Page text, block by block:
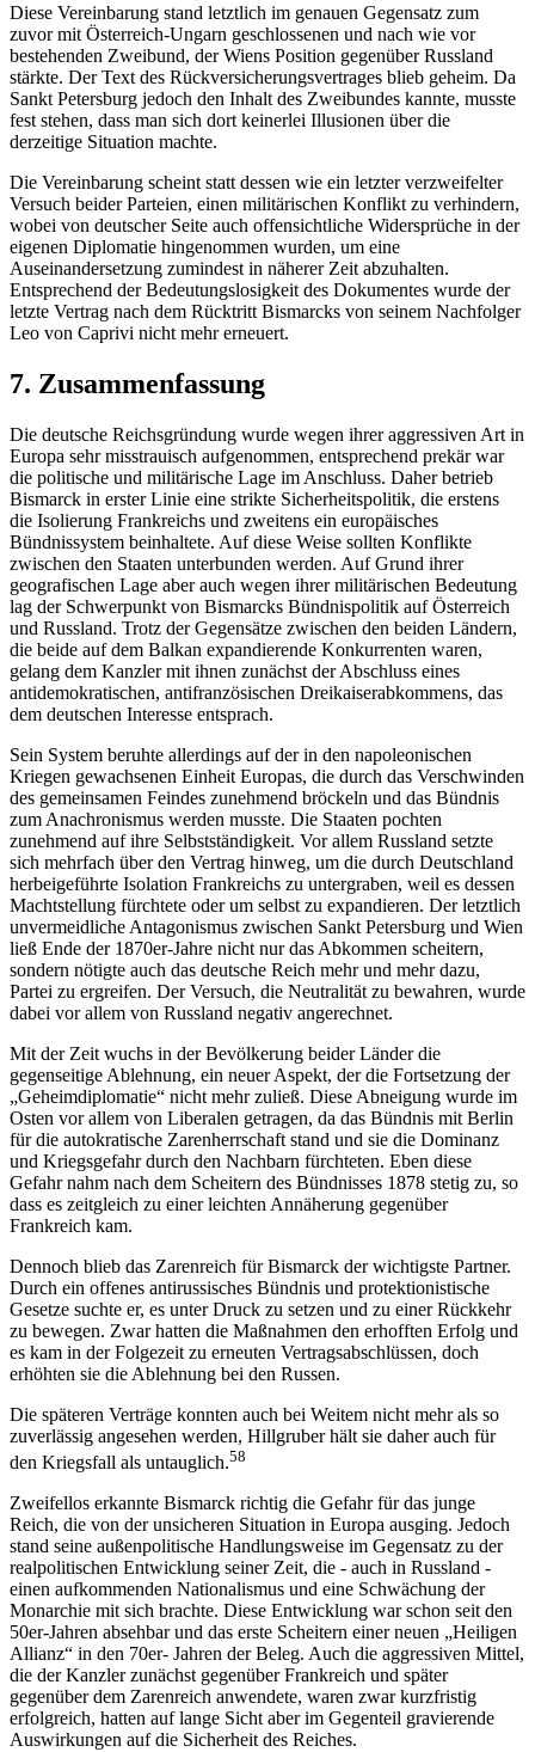
Diese Vereinbarung stand letztlich im genauen Gegensatz zum
zuvor mit Österreich-Ungarn geschlossenen und nach wie vor
bestehenden Zweibund, der Wiens Position gegenüber Russland
stärkte. Der Text des Rückversicherungsvertrages blieb geheim. Da
Sankt Petersburg jedoch den Inhalt des Zweibundes kannte, musste
fest stehen, dass man sich dort keinerlei Illusionen über die
derzeitige Situation machte.
Die Vereinbarung scheint statt dessen wie ein letzter verzweifelter
Versuch beider Parteien, einen militärischen Konflikt zu verhindern,
wobei von deutscher Seite auch offensichtliche Widersprüche in der
eigenen Diplomatie hingenommen wurden, um eine
Auseinandersetzung zumindest in näherer Zeit abzuhalten.
Entsprechend der Bedeutungslosigkeit des Dokumentes wurde der
letzte Vertrag nach dem Rücktritt Bismarcks von seinem Nachfolger
Leo von Caprivi nicht mehr erneuert.
7. Zusammenfassung
Die deutsche Reichsgründung wurde wegen ihrer aggressiven Art in
Europa sehr misstrauisch aufgenommen, entsprechend prekär war
die politische und militärische Lage im Anschluss. Daher betrieb
Bismarck in erster Linie eine strikte Sicherheitspolitik, die erstens
die Isolierung Frankreichs und zweitens ein europäisches
Bündnissystem beinhaltete. Auf diese Weise sollten Konflikte
zwischen den Staaten unterbunden werden. Auf Grund ihrer
geografischen Lage aber auch wegen ihrer militärischen Bedeutung
lag der Schwerpunkt von Bismarcks Bündnispolitik auf Österreich
und Russland. Trotz der Gegensätze zwischen den beiden Ländern,
die beide auf dem Balkan expandierende Konkurrenten waren,
gelang dem Kanzler mit ihnen zunächst der Abschluss eines
antidemokratischen, antifranzösischen Dreikaiserabkommens, das
dem deutschen Interesse entsprach.
Sein System beruhte allerdings auf der in den napoleonischen
Kriegen gewachsenen Einheit Europas, die durch das Verschwinden
des gemeinsamen Feindes zunehmend bröckeln und das Bündnis
zum Anachronismus werden musste. Die Staaten pochten
zunehmend auf ihre Selbstständigkeit. Vor allem Russland setzte
sich mehrfach über den Vertrag hinweg, um die durch Deutschland
herbeigeführte Isolation Frankreichs zu untergraben, weil es dessen
Machtstellung fürchtete oder um selbst zu expandieren. Der letztlich
unvermeidliche Antagonismus zwischen Sankt Petersburg und Wien
ließ Ende der 1870er-Jahre nicht nur das Abkommen scheitern,
sondern nötigte auch das deutsche Reich mehr und mehr dazu,
Partei zu ergreifen. Der Versuch, die Neutralität zu bewahren, wurde
dabei vor allem von Russland negativ angerechnet.
Mit der Zeit wuchs in der Bevölkerung beider Länder die
gegenseitige Ablehnung, ein neuer Aspekt, der die Fortsetzung der
„Geheimdiplomatie“ nicht mehr zuließ. Diese Abneigung wurde im
Osten vor allem von Liberalen getragen, da das Bündnis mit Berlin
für die autokratische Zarenherrschaft stand und sie die Dominanz
und Kriegsgefahr durch den Nachbarn fürchteten. Eben diese
Gefahr nahm nach dem Scheitern des Bündnisses 1878 stetig zu, so
dass es zeitgleich zu einer leichten Annäherung gegenüber
Frankreich kam.
Dennoch blieb das Zarenreich für Bismarck der wichtigste Partner.
Durch ein offenes antirussisches Bündnis und protektionistische
Gesetze suchte er, es unter Druck zu setzen und zu einer Rückkehr
zu bewegen. Zwar hatten die Maßnahmen den erhofften Erfolg und
es kam in der Folgezeit zu erneuten Vertragsabschlüssen, doch
erhöhten sie die Ablehnung bei den Russen.
Die späteren Verträge konnten auch bei Weitem nicht mehr als so
zuverlässig angesehen werden, Hillgruber hält sie daher auch für
den Kriegsfall als untauglich.58
Zweifellos erkannte Bismarck richtig die Gefahr für das junge
Reich, die von der unsicheren Situation in Europa ausging. Jedoch
stand seine außenpolitische Handlungsweise im Gegensatz zu der
realpolitischen Entwicklung seiner Zeit, die - auch in Russland -
einen aufkommenden Nationalismus und eine Schwächung der
Monarchie mit sich brachte. Diese Entwicklung war schon seit den
50er-Jahren absehbar und das erste Scheitern einer neuen „Heiligen
Allianz“ in den 70er- Jahren der Beleg. Auch die aggressiven Mittel,
die der Kanzler zunächst gegenüber Frankreich und später
gegenüber dem Zarenreich anwendete, waren zwar kurzfristig
erfolgreich, hatten auf lange Sicht aber im Gegenteil gravierende
Auswirkungen auf die Sicherheit des Reiches.